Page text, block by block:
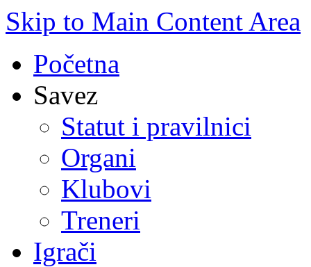
Skip to Main Content Area
Početna
Savez
Statut i pravilnici
Organi
Klubovi
Treneri
Igrači